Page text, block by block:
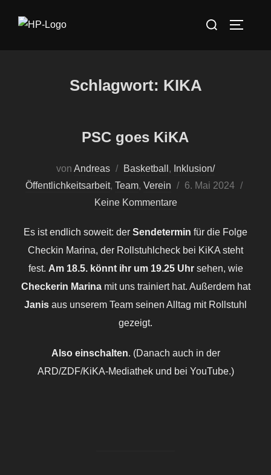
Inhalt
Suchen
Schlagwort: KIKA
PSC goes KiKA
von Andreas Basketball , Inklusion/
Öffentlichkeitsarbeit, Team, Verein
Veröffentlicht
6. Mai 2024
Keine Kommentare
Es ist endlich soweit: der Sendetermin für die Folge
Checkin Marina, der Rollstuhlcheck bei KiKA steht
fest. Am 18.5. könnt ihr um 19.25 Uhr sehen, wie
Checkerin Marinamit uns trainiert hat. Außerdem hat
Janis aus unserem Team seinen Alltag mit Rollstuhl
gezeigt.
Also einschalten. (Danach auch in der
ARD/ZDF/KiKA-Mediathek und bei YouTube.)